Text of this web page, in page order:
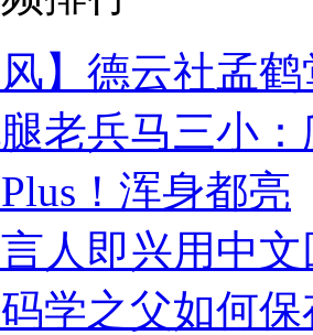
风】德云社孟
老兵马三小
！浑身都亮
人即兴用中
学之父如何